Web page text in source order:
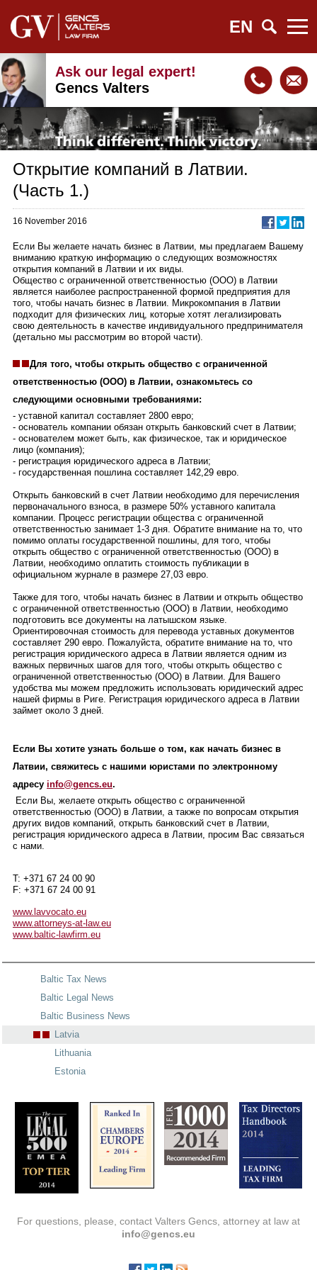
EN
Ask our legal expert!
Gencs Valters
Открытие компаний в Латвии.
(Часть 1.)
16 November 2016
Если Вы желаете начать бизнес в Латвии, мы предлагаем Вашему
вниманию краткую информацию о следующих возможностях
открытия компаний в Латвии и их виды.
Общество с ограниченной ответственностью (ООО) в Латвии
является наиболее распространенной формой предприятия для
того, чтобы начать бизнес в Латвии. Микрокомпания в Латвии
подходит для физических лиц, которые хотят легализировать
свою деятельность в качестве индивидуального предпринимателя
(детально мы рассмотрим во второй части).
Для того, чтобы открыть общество с ограниченной
ответственностью (ООО) в Латвии, ознакомьтесь со
следующими основными требованиями:
- уставной капитал составляет 2800 евро;
- основатель компании обязан открыть банковский счет в Латвии;
- основателем может быть, как физическое, так и юридическое
лицо (компания);
- регистрация юридического адреса в Латвии;
- государственная пошлина составляет 142,29 евро.
Открыть банковский в счет Латвии необходимо для перечисления
первоначального взноса, в размере 50% уставного капитала
компании. Процесс регистрации общества с ограниченной
ответственностью занимает 1-3 дня. Обратите внимание на то, что
помимо оплаты государственной пошлины, для того, чтобы
открыть общество с ограниченной ответственностью (ООО) в
Латвии, необходимо оплатить стоимость публикации в
официальном журнале в размере 27,03 евро.
Также для того, чтобы начать бизнес в Латвии и открыть общество
с ограниченной ответственностью (ООО) в Латвии, необходимо
подготовить все документы на латышском языке.
Ориентировочная стоимость для перевода уставных документов
составляет 290 евро. Пожалуйста, обратите внимание на то, что
регистрация юридического адреса в Латвии является одним из
важных первичных шагов для того, чтобы открыть общество с
ограниченной ответственностью (ООО) в Латвии. Для Вашего
удобства мы можем предложить использовать юридический адрес
нашей фирмы в Риге. Регистрация юридического адреса в Латвии
займет около 3 дней.
Если Вы хотите узнать больше о том, как начать бизнес в
Латвии, свяжитесь с нашими юристами по электронному
адресу info@gencs.eu.
Если Вы, желаете открыть общество с ограниченной
ответственностью (ООО) в Латвии, а также по вопросам открытия
других видов компаний, открыть банковский счет в Латвии,
регистрация юридического адреса в Латвии, просим Вас связаться
с нами.
T: +371 67 24 00 90
F: +371 67 24 00 91
www.lavvocato.eu
www.attorneys-at-law.eu
www.baltic-lawfirm.eu
Baltic Tax News
Baltic Legal News
Baltic Business News
Latvia
Lithuania
Estonia
For questions, please, contact Valters Gencs, attorney at law at
info@gencs.eu